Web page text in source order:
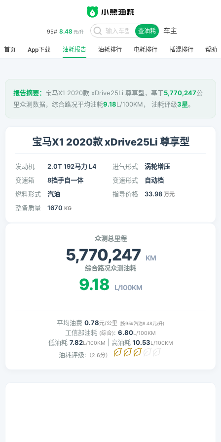
95# 8.48 元/升 查油耗 车主
首页 App下载 油耗报告 油耗排行 电耗排行 插混排行 帮助
报告摘要： 宝马X1 2020款 xDrive25Li 尊享型，基于5,770,247公
里众测数据，综合路况平均油耗9.18L/100KM， 油耗评级3星。
宝马X1 2020款 xDrive25Li 尊享型
发动机 2.0T 192马力 L4 进气形式
涡轮增压
变速箱
8挡手自一体 变速形式
自动档
燃料形式
汽油 指导价格 33.98 万元
整备质量 1670 KG
众测总里程
5,770,247 KM
综合路况众测油耗
9.18 L/100KM
平均油费 0.78元/公里 (按95#汽油8.48元/升)
工信部油耗 (综合): 6.80L/100KM
低油耗 7.82L/100KM | 高油耗 10.53L/100KM
油耗评级: （2.6分）